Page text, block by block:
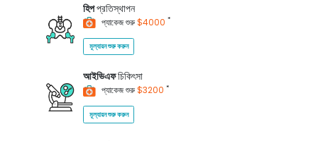
হিপপ্রতিস্থাপন
প্যাকেজ শুরু$4000 *
মূল্যায়ন শুরু করুন
আইভিএফচিকিৎসা
প্যাকেজ শুরু$3200 *
মূল্যায়ন শুরু করুন